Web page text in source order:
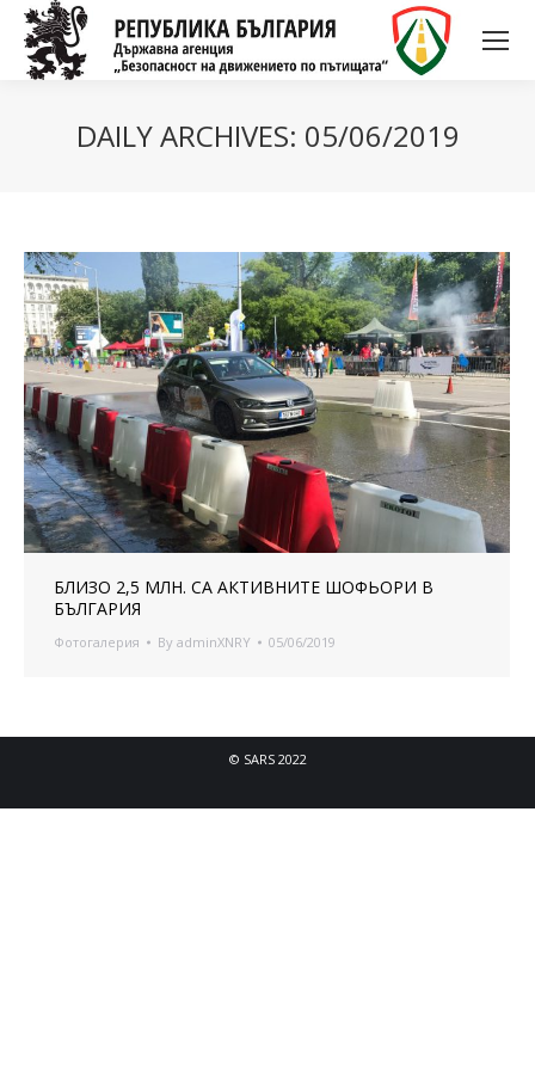
DAILY ARCHIVES: 05/06/2019
БЛИЗО 2,5 МЛН. СА АКТИВНИТЕ ШОФЬОРИ В
БЪЛГАРИЯ
Фотогалерия By adminXNRY 05/06/2019
© SARS 2022